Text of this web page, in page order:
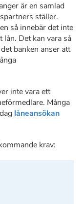
är en samlad
ställer.
så innebär det inte
Det kan vara så
banken anser att
inte vara ett
Många
låneansökan
krav: